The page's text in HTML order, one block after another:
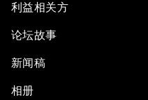
利益相关方
论坛故事
新闻稿
相册